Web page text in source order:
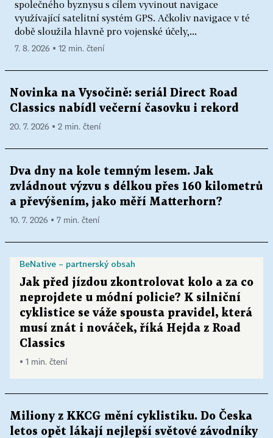
společného byznysu s cílem vyvinout navigace
využívající satelitní systém GPS. Ačkoliv navigace v té
době sloužila hlavně pro vojenské účely,...
7. 8. 2026 ▪ 12 min. čtení
Novinka na Vysočině: seriál Direct Road
Classics nabídl večerní časovku i rekord
20. 7. 2026 ▪ 2 min. čtení
Dva dny na kole temným lesem. Jak
zvládnout výzvu s délkou přes 160 kilometrů
a převýšením, jako měří Matterhorn?
10. 7. 2026 ▪ 7 min. čtení
BeNative – partnerský obsah
Jak před jízdou zkontrolovat kolo a za co
neprojdete u módní policie? K silniční
cyklistice se váže spousta pravidel, která
musí znát i nováček, říká Hejda z Road
Classics
▪ 1 min. čtení
Miliony z KKCG mění cyklistiku. Do Česka
letos opět lákají nejlepší světové závodníky